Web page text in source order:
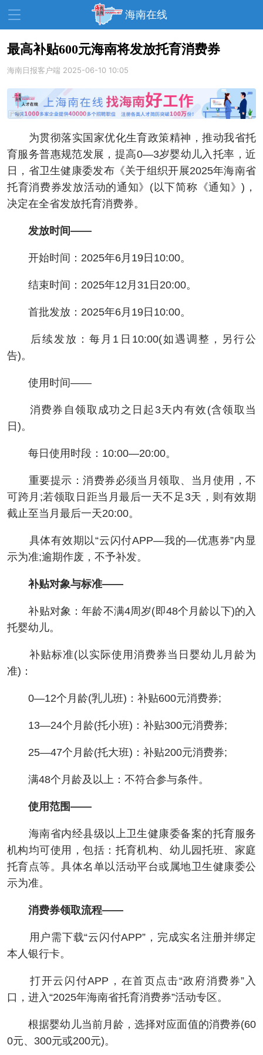
海南在线
资讯中心 热点 旅游
文体 财经
教育 健康 房产
家装 交通 美食
生活 演出 活动
展会 走读海南 周末去哪儿
最高补贴600元海南将发放托育消费券
海南日报客户端 2025-06-10 10:05
为贯彻落实国家优化生育政策精神，推动我省托
育服务普惠规范发展，提高0—3岁婴幼儿入托率，近
日，省卫生健康委发布《关于组织开展2025年海南省
托育消费券发放活动的通知》(以下简称《通知》)，
决定在全省发放托育消费券。
发放时间——
开始时间：2025年6月19日10:00。
结束时间：2025年12月31日20:00。
首批发放：2025年6月19日10:00。
后续发放：每月1日10:00(如遇调整，另行公
告)。
使用时间——
消费券自领取成功之日起3天内有效(含领取当
日)。
每日使用时段：10:00—20:00。
重要提示：消费券必须当月领取、当月使用，不
可跨月;若领取日距当月最后一天不足3天，则有效期
截止至当月最后一天20:00。
具体有效期以“云闪付APP—我的—优惠券”内显
示为准;逾期作废，不予补发。
补贴对象与标准——
补贴对象：年龄不满4周岁(即48个月龄以下)的入
托婴幼儿。
补贴标准(以实际使用消费券当日婴幼儿月龄为
准)：
0—12个月龄(乳儿班)：补贴600元消费券;
13—24个月龄(托小班)：补贴300元消费券;
25—47个月龄(托大班)：补贴200元消费券;
满48个月龄及以上：不符合参与条件。
使用范围——
海南省内经县级以上卫生健康委备案的托育服务
机构均可使用，包括：托育机构、幼儿园托班、家庭
托育点等。具体名单以活动平台或属地卫生健康委公
示为准。
消费券领取流程——
用户需下载“云闪付APP”，完成实名注册并绑定
本人银行卡。
打开云闪付APP，在首页点击“政府消费券”入
口，进入“2025年海南省托育消费券”活动专区。
根据婴幼儿当前月龄，选择对应面值的消费券(60
0元、300元或200元)。